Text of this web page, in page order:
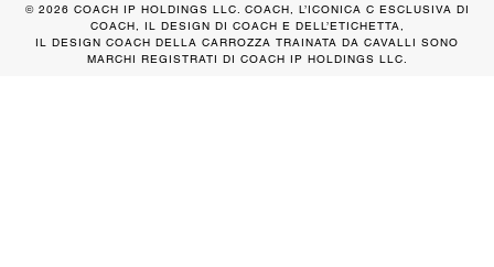
© 2026 COACH IP HOLDINGS LLC. COACH, L’ICONICA C ESCLUSIVA DI
COACH, IL DESIGN DI COACH E DELL’ETICHETTA,
IL DESIGN COACH DELLA CARROZZA TRAINATA DA CAVALLI SONO
MARCHI REGISTRATI DI COACH IP HOLDINGS LLC.